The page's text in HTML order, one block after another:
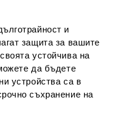
и
защита за вашите
устойчива на
да бъдете
устройства са в
съхранение на